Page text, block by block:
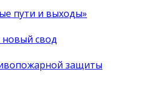
пути и выходы»
новый свод
защиты